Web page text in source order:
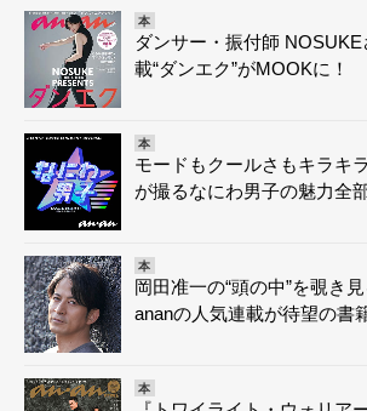
本
ダンサー・振付師
載“ダンエク”がMOOKに！
本
モードもクールさもキラキ
が撮るなにわ男子の魅力全部
本
岡田准一の“頭の中”を覗き
ananの人気連載が待望の書
本